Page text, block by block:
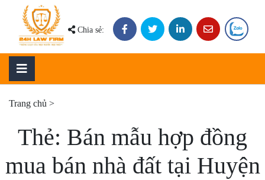
content
Chia sẻ:
Trang chủ >
Thẻ: Bán mẫu hợp đồng
mua bán nhà đất tại Huyện